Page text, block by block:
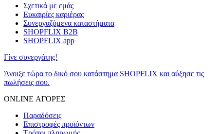
Σχετικά με εμάς
Ευκαιρίες καριέρας
Συνεργαζόμενα καταστήματα
SHOPFLIX B2B
SHOPFLIX app
Γίνε συνεργάτης!
Άνοιξε τώρα το δικό σου κατάστημα SHOPFLIX και αύξησε τις
πωλήσεις σου.
ONLINE ΑΓΟΡΕΣ
Παραδόσεις
Επιστροφές προϊόντων